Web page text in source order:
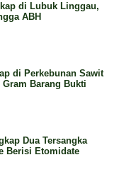
di Lubuk Linggau,
ABH
di Perkebunan Sawit
Barang Bukti
Dua Tersangka
Berisi Etomidate